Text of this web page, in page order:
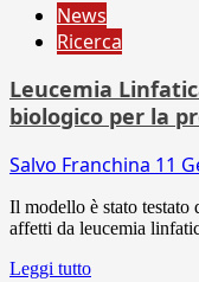
News
Ricerca
Leucemia
biologico per la
Salvo Franchina 11
Il modello è stato
affetti da leucemia
Leggi tutto